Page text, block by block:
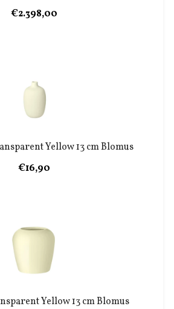
€2.398,00
Yellow 13 cm Blomus
€16,90
Yellow 13 cm Blomus